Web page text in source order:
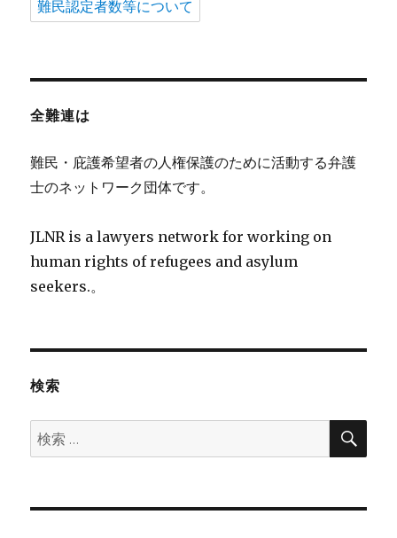
難民認定者数等について
全難連は
難民・庇護希望者の人権保護のために活動する弁護
士のネットワーク団体です。
JLNR is a lawyers network for working on
human rights of refugees and asylum
seekers.。
検索
検
索:
検